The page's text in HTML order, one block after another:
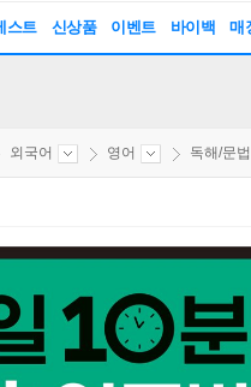
스트 신상품 이벤트 바이백 매
외국어 영어 독해/문